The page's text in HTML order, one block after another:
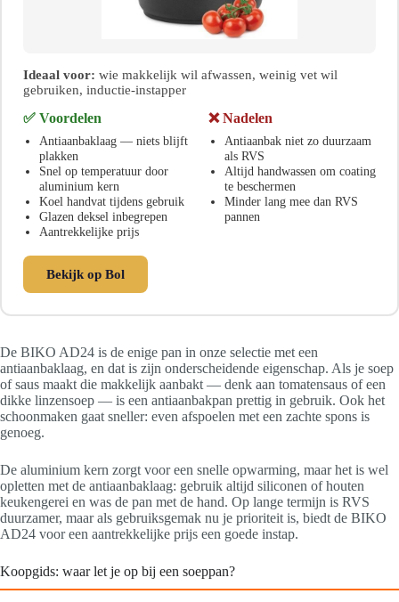
Ideaal voor: wie makkelijk wil afwassen, weinig vet wil
gebruiken, inductie-instapper
✅ Voordelen
Antiaanbaklaag — niets blijft
plakken
Snel op temperatuur door
aluminium kern
Koel handvat tijdens gebruik
Glazen deksel inbegrepen
Aantrekkelijke prijs
❌ Nadelen
Antiaanbak niet zo duurzaam
als RVS
Altijd handwassen om coating
te beschermen
Minder lang mee dan RVS
pannen
Bekijk op Bol
De BIKO AD24 is de enige pan in onze selectie met een
antiaanbaklaag, en dat is zijn onderscheidende eigenschap. Als je soep
of saus maakt die makkelijk aanbakt — denk aan tomatensaus of een
dikke linzensoep — is een antiaanbakpan prettig in gebruik. Ook het
schoonmaken gaat sneller: even afspoelen met een zachte spons is
genoeg.
De aluminium kern zorgt voor een snelle opwarming, maar het is wel
opletten met de antiaanbaklaag: gebruik altijd siliconen of houten
keukengerei en was de pan met de hand. Op lange termijn is RVS
duurzamer, maar als gebruiksgemak nu je prioriteit is, biedt de BIKO
AD24 voor een aantrekkelijke prijs een goede instap.
Koopgids: waar let je op bij een soeppan?